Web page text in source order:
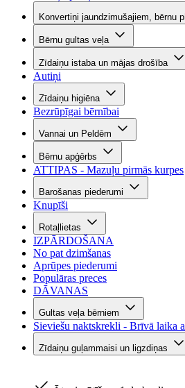
Konvertiņi jaundzimušajiem, bērnu
Bērnu gultas veļa
Zīdaiņu istaba un mājas drošība
Autiņi
Zīdaiņu higiēna
Bezrūpīgai bērnībai
Vannai un Peldēm
Bērnu apģērbs
ATTIPAS - Mazuļu pirmās kurpes
Barošanas piederumi
Knupīši
Rotaļlietas
IZPĀRDOŠANA
No pat dzimšanas
Aprūpes piederumi
Populāras preces
DĀVANAS
Gultas veļa bērniem
Sieviešu naktskrekli - Brīvā laika
Zīdaiņu guļammaisi un ligzdiņas